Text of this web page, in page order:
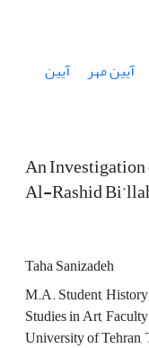
آیین مهر
آیین
An
Al-Rashid
Taha Sanizadeh
M.A. Student,
Studies in Art,
University of Tehran,